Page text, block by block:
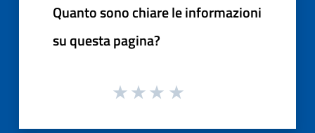
Quanto sono chiare le informazioni
su questa pagina?